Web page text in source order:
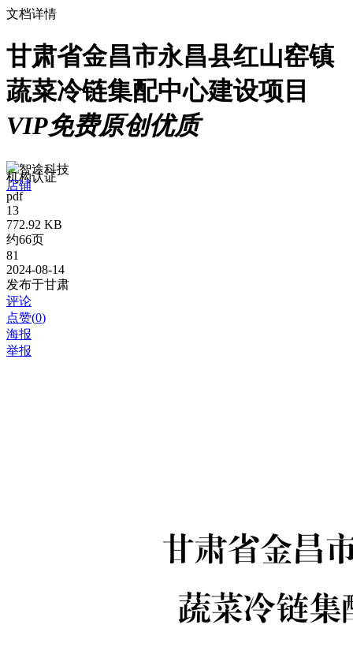
文档详情
甘肃省金昌市永昌县红山窑镇
蔬菜冷链集配中心建设项目
VIP免费原创优质
智途科技
机构认证
店铺
pdf
13
772.92 KB
约66页
81
2024-08-14
发布于甘肃
评论
点赞(0)
海报
举报